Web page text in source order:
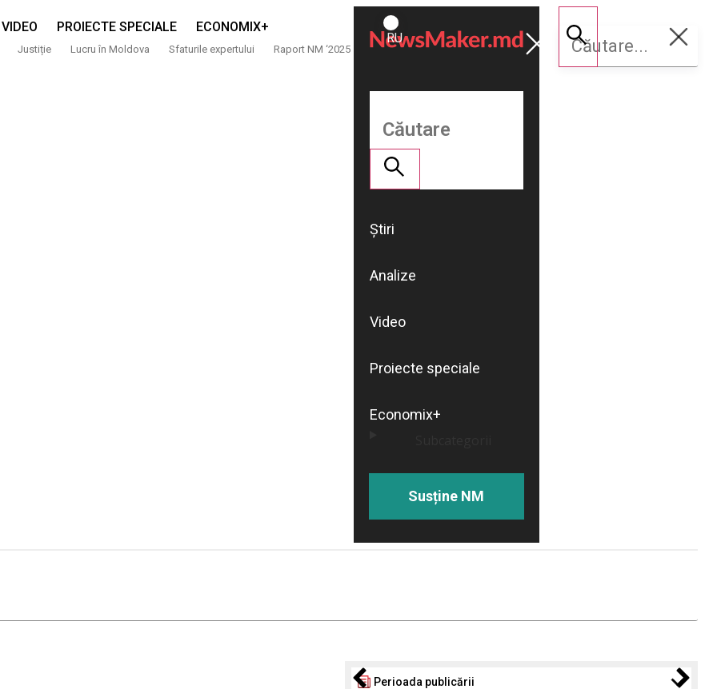
VIDEO PROIECTE SPECIALE ECONOMIX+
Justiție Lucru în Moldova Sfaturile expertului Raport NM ‘2025
ROMÂNĂ
RU
Susține
NM
Știri
Analize
Video
Proiecte speciale
Economix+
Susține NM
Perioada publicării